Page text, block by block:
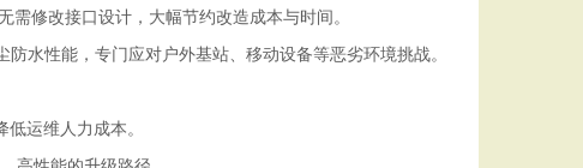
需修改接口设计，大幅节约改造成本与时间。
防水性能，专门应对户外基站、移动设备等恶劣环境挑战。
运维人力成本。